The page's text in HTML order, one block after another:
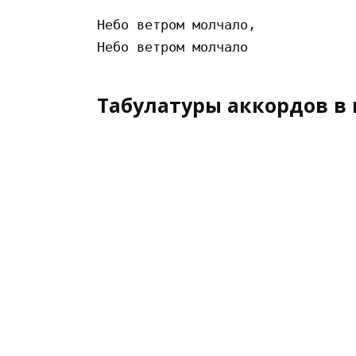
Небо ветром молчало,
Табулатуры аккордов в